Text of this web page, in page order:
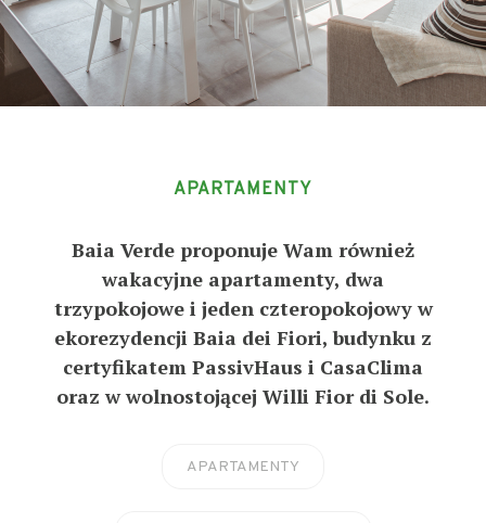
APARTAMENTY
Baia Verde proponuje Wam również
wakacyjne apartamenty, dwa
trzypokojowe i jeden czteropokojowy w
ekorezydencji Baia dei Fiori, budynku z
certyfikatem PassivHaus i CasaClima
oraz w wolnostojącej Willi Fior di Sole.
APARTAMENTY